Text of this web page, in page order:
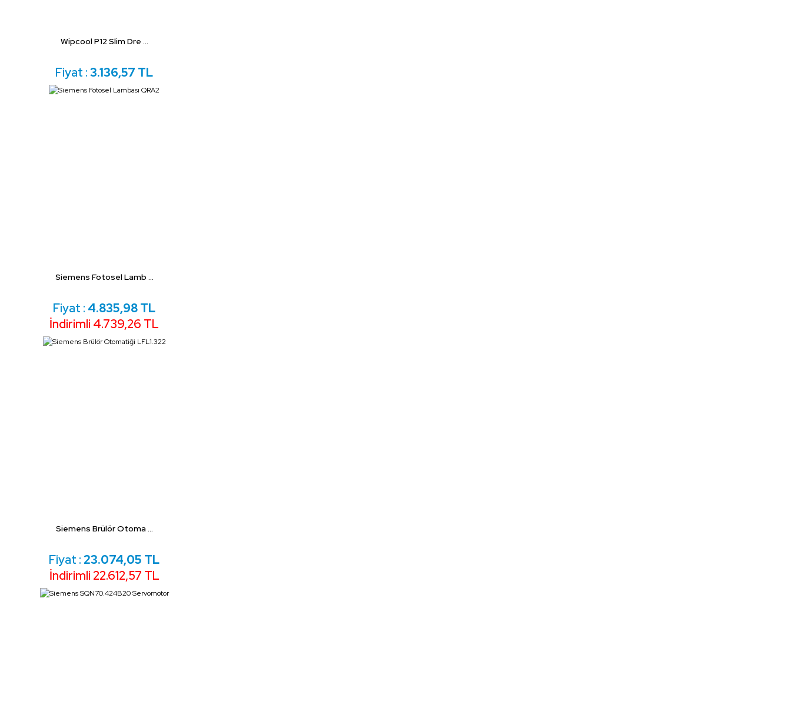
Wipcool P12 Slim Dre ...
Fiyat :3.136,57 TL
Siemens Fotosel Lamb ...
Fiyat : 4.835,98 TL
İndirimli 4.739,26 TL
Siemens Brülör Otoma ...
Fiyat :23.074,05 TL
İndirimli 22.612,57 TL